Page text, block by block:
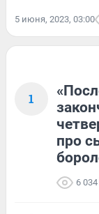
5 июня, 2023, 03:00
1
про
6 034